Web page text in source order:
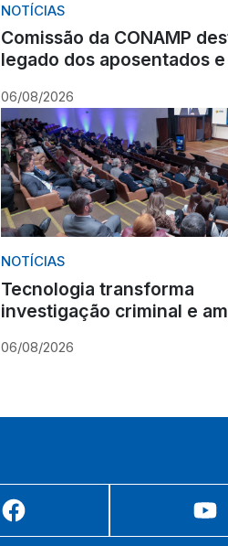
NOTÍCIAS
Comissão da CONAMP
legado dos aposentados
institucional
06/08/2026
NOTÍCIAS
Tecnologia transforma
investigação criminal e
06/08/2026